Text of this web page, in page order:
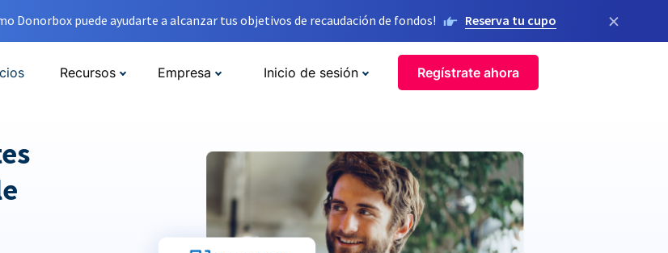
Donorbox puede ayudarte a alcanzar tus objetivos de recaudación de fondos! Reserva tu cupo ×
Recursos Empresa Inicio de sesión Regístrate ahora